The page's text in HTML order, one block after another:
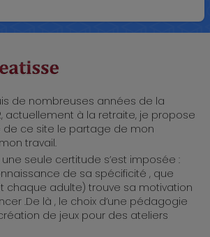
de nombreuses années de la
actuellement à la retraite, je propose
de ce site le partage de mon
travail.
seule certitude s’est imposée :
de sa spécificité , que
chaque adulte) trouve sa motivation
.De là , le choix d’une pédagogie
de jeux pour des ateliers